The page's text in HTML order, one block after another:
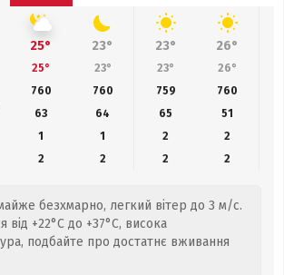
25° 23° 23° 26°
25° 23° 23° 26°
760
760 759 760
63
64 65 51
1
1 2
2
2
2 2 2
безхмарно, легкий вітер до 3 м/с.
від +22°C до +37°C, висока
подбайте про достатнє вживання